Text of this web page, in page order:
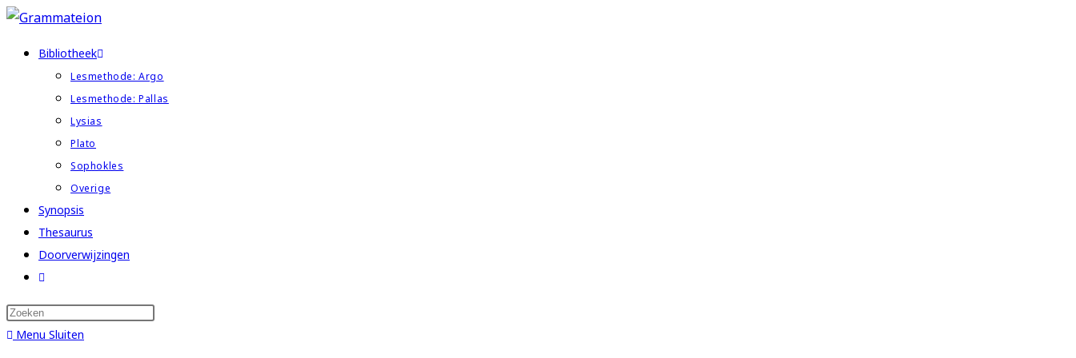
Ga
inhoudBibliotheek
Lesmethode: Argo
Lesmethode: Pallas
Lysias
Plato
Sophokles
Overige
Synopsis
Thesaurus
Doorverwijzingen
Toggle
zoeken
Menu Sluiten